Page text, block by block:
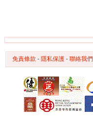
免責條款 - 隱私保護 - 聯絡我們